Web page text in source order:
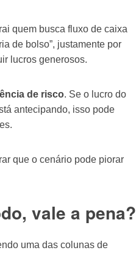
quem busca fluxo de caixa
de bolso”, justamente por
lucros generosos.
de risco. Se o lucro do
antecipando, isso pode
que o cenário pode piorar
vale a pena?
uma das colunas de